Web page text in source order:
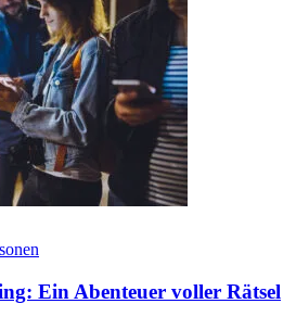
Ein Abenteuer voller Rätsel